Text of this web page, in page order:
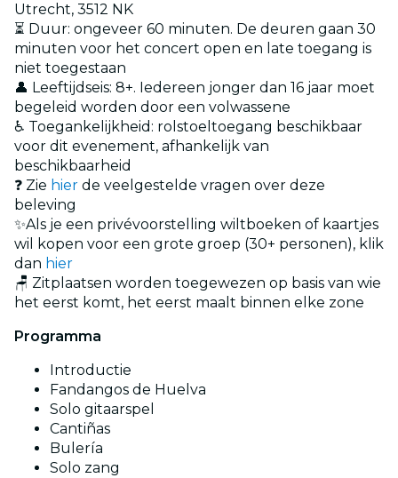
Utrecht, 3512 NK
⏳ Duur: ongeveer 60 minuten. De deuren gaan 30
minuten voor het concert open en late toegang is
niet toegestaan
👤 Leeftijdseis: 8+. Iedereen jonger dan 16 jaar moet
begeleid worden door een volwassene
♿ Toegankelijkheid: rolstoeltoegang beschikbaar
voor dit evenement, afhankelijk van
beschikbaarheid
❓ Zie hier de veelgestelde vragen over deze
beleving
✨Als je een privévoorstelling wiltboeken of kaartjes
wil kopen voor een grote groep (30+ personen), klik
dan hier
🪑 Zitplaatsen worden toegewezen op basis van wie
het eerst komt, het eerst maalt binnen elke zone
Programma
Introductie
Fandangos de Huelva
Solo gitaarspel
Cantiñas
Bulería
Solo zang